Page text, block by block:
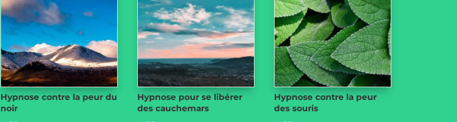
Hypnose contre la peur du
noir
Hypnose pour se libérer
des cauchemars
Hypnose contre la peur
des souris